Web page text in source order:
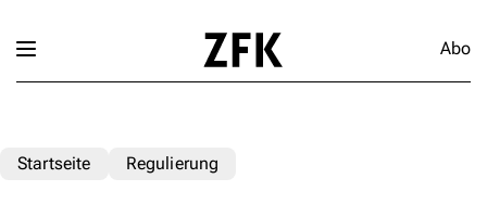
Abo
Startseite Regulierung